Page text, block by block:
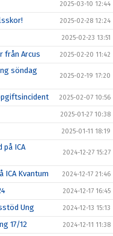
2025-03-10 12:44
2025-02-28 12:24
2025-02-23 13:51
från Arcus 2025-02-20 11:42
söndag
2025-02-19 17:20
2025-02-07 10:56
2025-01-27 10:38
2025-01-11 18:19
ICA
2024-12-27 15:27
Kvantum 2024-12-17 21:46
2024-12-17 16:45
Ung 2024-12-13 15:13
17/12 2024-12-11 11:38